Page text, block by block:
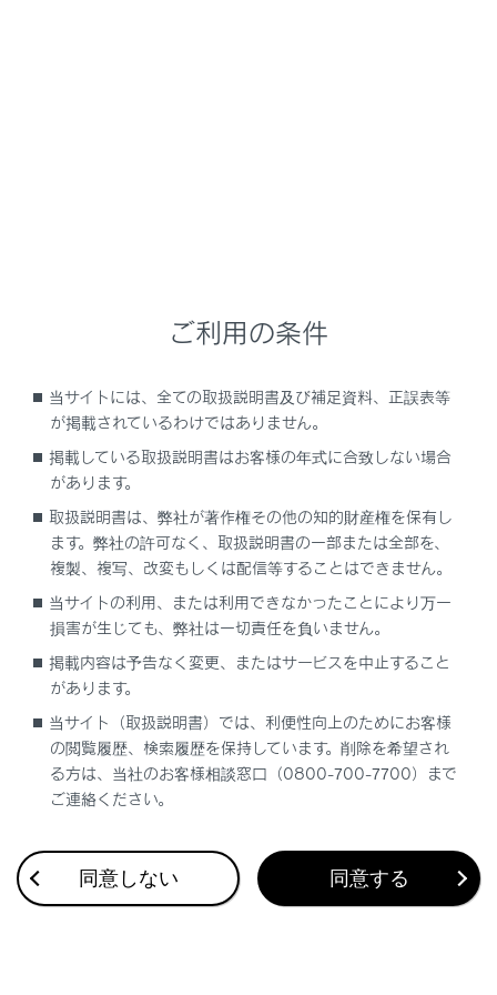
RCTA（リヤクロストラフィックアラート）の
RCTAの機能
RCTAの設定を変更する
合わせて見られているページ
最適な車間距離を保って追従走行する
低速走行時に障害物の接近を知らせる
このページは役に立ちましたか？
ご利用の条件
当サイトには、全ての取扱説明書及び補足資料、正誤表等
が掲載されているわけではありません。
掲載している取扱説明書はお客様の年式に合致しない場合
があります。
取扱説明書は、弊社が著作権その他の知的財産権を保有し
ます。弊社の許可なく、取扱説明書の一部または全部を、
複製、複写、改変もしくは配信等することはできません。
当サイトの利用、または利用できなかったことにより万一
損害が生じても、弊社は一切責任を負いません。
掲載内容は予告なく変更、またはサービスを中止すること
があります。
当サイト（取扱説明書）では、利便性向上のためにお客様
の閲覧履歴、検索履歴を保持しています。削除を希望され
る方は、当社のお客様相談窓口（0800-700-7700）まで
ご連絡ください。
同意しない 同意する